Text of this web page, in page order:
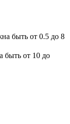
быть от 0.5 до 8
быть от 10 до